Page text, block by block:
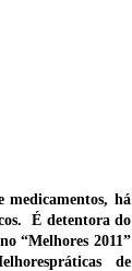
medicamentos, há
É detentora do
“Melhores 2011”
práticas de